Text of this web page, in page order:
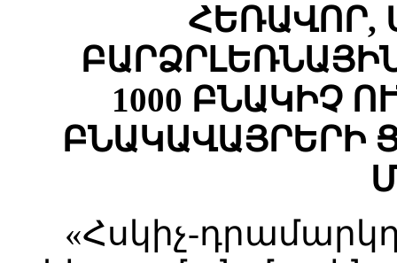
ՀԵՌԱՎՈՐ,
1000 ԲՆԱԿԻՉ
ԲՆԱԿԱՎԱՅՐԵՐԻ
«Հսկիչ-